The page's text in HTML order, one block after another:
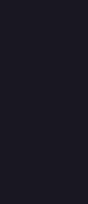
NGINX
and Gateway